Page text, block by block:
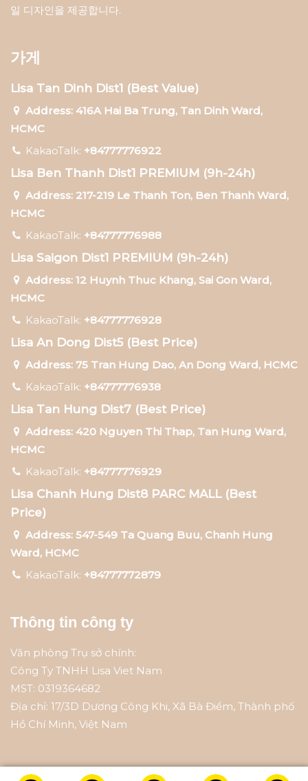
일 디자인을 제공합니다.
가게
Lisa Tan Dinh Dist1 (Best Value)
Address: 416A Hai Ba Trung, Tan Dinh Ward,
HCMC
KakaoTalk: +84777776922
Lisa Ben Thanh Dist1 PREMIUM (9h-24h)
Address: 217-219 Le Thanh Ton, Ben Thanh Ward,
HCMC
KakaoTalk: +84777776988
Lisa Saigon Dist1 PREMIUM (9h-24h)
Address: 12 Huynh Thuc Khang, Sai Gon Ward,
HCMC
KakaoTalk: +84777776928
Lisa An Dong Dist5 (Best Price)
Address: 75 Tran Hung Dao, An Dong Ward, HCMC
KakaoTalk: +84777776938
Lisa Tan Hung Dist7 (Best Price)
Address: 420 Nguyen Thi Thap, Tan Hung Ward,
HCMC
KakaoTalk: +84777776929
Lisa Chanh Hung Dist8 PARC MALL (Best
Price)
Address: 547-549 Ta Quang Buu, Chanh Hung
Ward, HCMC
KakaoTalk: +84777772879
Thông tin công ty
Văn phòng Trụ sở chính:
Công Ty TNHH Lisa Viet Nam
MST: 0319364682
Địa chỉ: 17/3D Dương Công Khi, Xã Bà Điểm, Thành phố
Hồ Chí Minh, Việt Nam